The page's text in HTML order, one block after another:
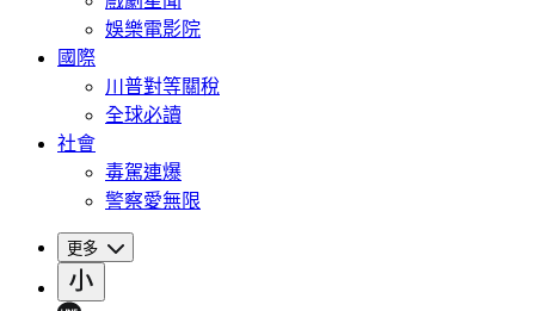
娛樂電影院
國際
川普對等關稅
全球必讀
社會
毒駕連爆
警察愛無限
更多